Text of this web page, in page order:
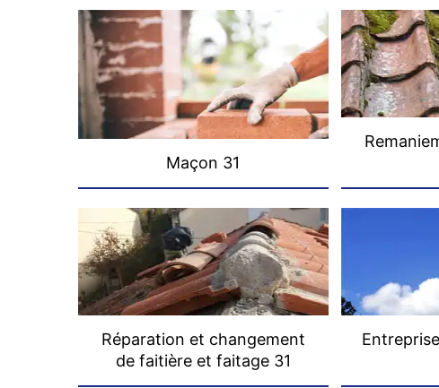
Maçon 31
Réparation et changement
de faitière et faitage 31